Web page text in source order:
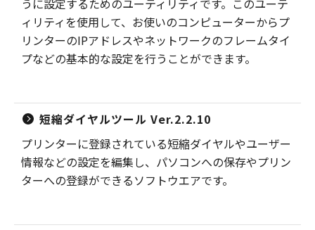
うに設定するためのユーティリティです。このユーテ
ィリティを使用して、お使いのコンピューターからプ
リンターのIPアドレスやネットワークのフレームタイ
プなどの基本的な設定を行うことができます。
短縮ダイヤルツール Ver.2.2.10
プリンターに登録されている短縮ダイヤルやユーザー
情報などの設定を編集し、パソコンへの保存やプリン
ターへの登録ができるソフトウエアです。